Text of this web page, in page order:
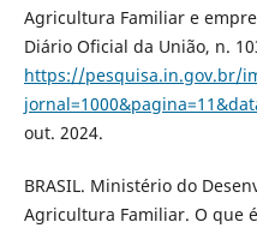
Agricultura Familiar e
Diário Oficial da União, n.
https://pesquisa.in.gov.br/
out. 2024.
BRASIL. Ministério do
Agricultura Familiar. O que